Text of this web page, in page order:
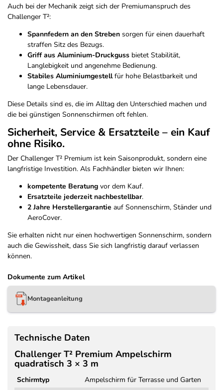
Auch bei der Mechanik zeigt sich der Premiumanspruch des
Challenger T²:
Spannfedern an den Streben sorgen für einen dauerhaft
straffen Sitz des Bezugs.
Griff aus Aluminium-Druckguss bietet Stabilität,
Langlebigkeit und angenehme Bedienung.
Stabiles Aluminiumgestellfür hohe Belastbarkeit und
lange Lebensdauer.
Diese Details sind es, die im Alltag den Unterschied machen und
die bei günstigen Sonnenschirmen oft fehlen.
Sicherheit, Service & Ersatzteile – ein Kauf
ohne Risiko.
Der Challenger T² Premium ist kein Saisonprodukt, sondern eine
langfristige Investition. Als Fachhändler bieten wir Ihnen:
kompetente Beratung vor dem Kauf.
Ersatzteile jederzeit nachbestellbar.
2 Jahre Herstellergarantie auf Sonnenschirm, Ständer und
AeroCover.
Sie erhalten nicht nur einen hochwertigen Sonnenschirm, sondern
auch die Gewissheit, dass Sie sich langfristig darauf verlassen
können.
Dokumente zum Artikel
Montageanleitung
Technische Daten
Challenger T² Premium Ampelschirm
quadratisch 3 × 3 m
Schirmtyp
Ampelschirm für Terrasse und Garten